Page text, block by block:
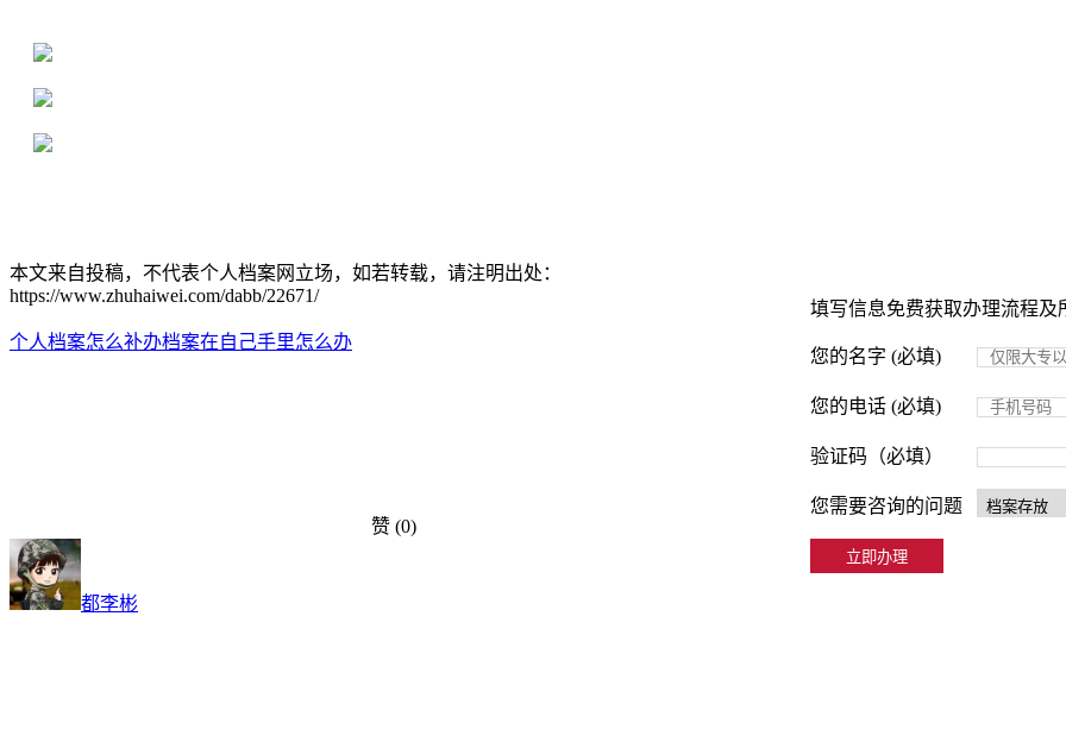
填写信息免费获取办理流程及
您的名字 (必填)
您的电话 (必填)
验证码（必填）
您需要咨询的问题
本文来自投稿，不代表个人档案网立场，如若转载，请注明出处：
https://www.zhuhaiwei.com/dabb/22671/
个人档案怎么补办档案在自己手里怎么办
赞 (0)
都李彬